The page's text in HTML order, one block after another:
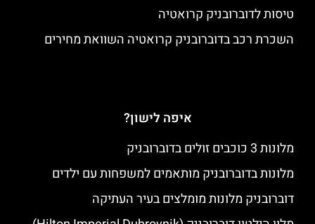
טיסות לדוברובניק קרואטיה
השכרת רכב בדוברובניק קרואטיה השוואת מחירים
איפה לישון?
מלונות 3 כוכבים זולים בדוברובניק
מלונות בדוברובניק מותאמים למשפחות עם ילדים
דוברובניק מלונות מומלצים בעיר העתיקה